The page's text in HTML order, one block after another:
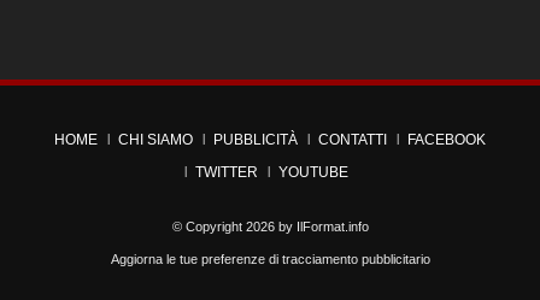
HOME CHI SIAMO PUBBLICITÀ CONTATTI
FACEBOOK
TWITTER
YOUTUBE
© Copyright 2026 by IlFormat.info
Aggiorna le tue preferenze di tracciamento pubblicitario